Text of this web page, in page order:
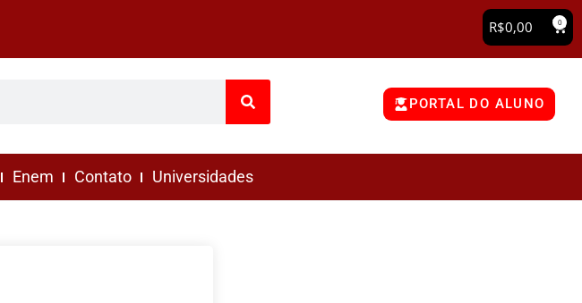
R$0,00 0
PORTAL DO ALUNO
Enem Contato Universidades